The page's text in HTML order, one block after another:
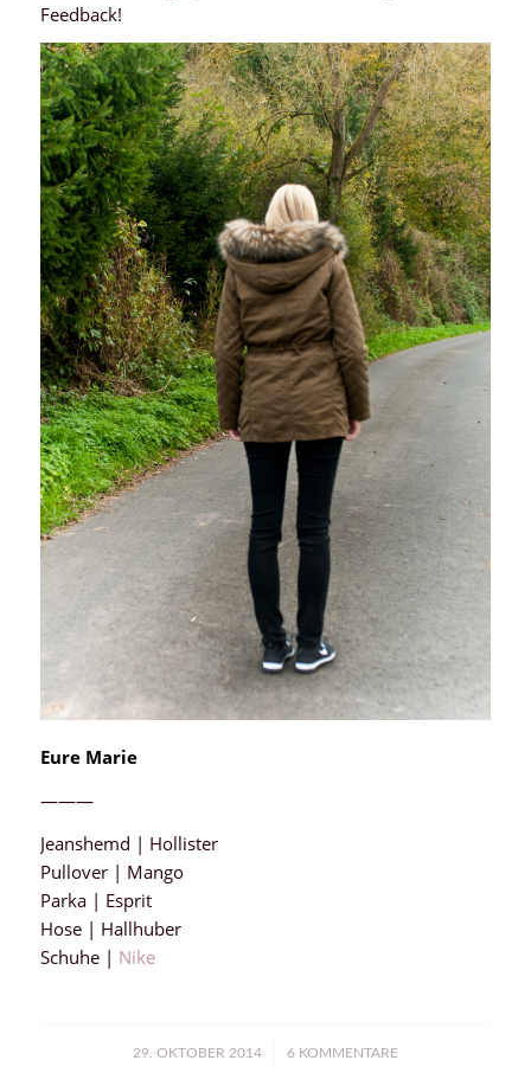
Feedback!
Eure Marie
———
Jeanshemd | Hollister
Pullover | Mango
Parka | Esprit
Hose | Hallhuber
Schuhe | Nike
29. OKTOBER 2014
/ 6 KOMMENTARE